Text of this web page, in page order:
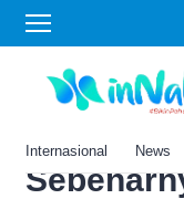
Internasional News
Home›Bola
Dituduh
Pejabat,
Sosok